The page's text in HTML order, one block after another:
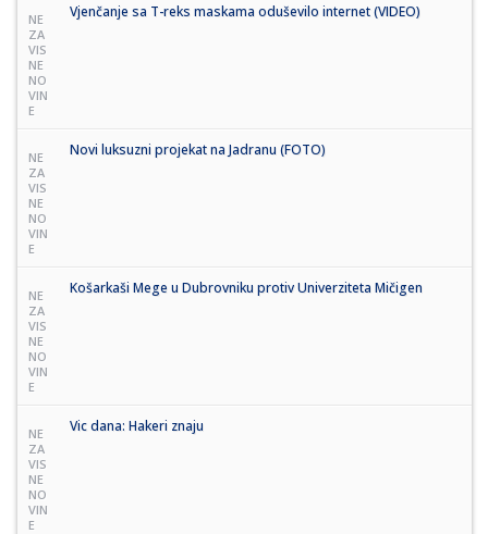
NE
ZA
VIS
NE
NO
VIN
E
Vjenčanje sa T-reks maskama oduševilo internet (VIDEO)
NE
ZA
VIS
NE
NO
VIN
E
Novi luksuzni projekat na Jadranu (FOTO)
NE
ZA
VIS
NE
NO
VIN
E
Košarkaši Mege u Dubrovniku protiv Univerziteta Mičigen
NE
ZA
VIS
NE
NO
VIN
E
Vic dana: Hakeri znaju